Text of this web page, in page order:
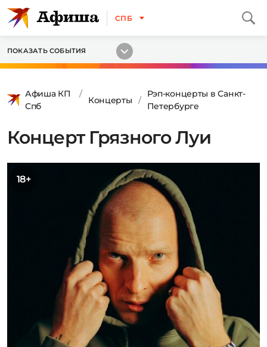
СПБ
ПОКАЗАТЬ СОБЫТИЯ
Афиша КП
Спб
Концерты
Рэп-концерты в Санкт-
Петербурге
Концерт Грязного Луи
18+